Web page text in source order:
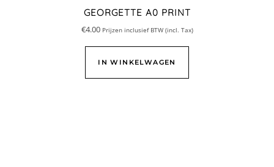
GEORGETTE A0 PRINT
€4.00 Prijzen inclusief BTW (incl. Tax)
IN WINKELWAGEN